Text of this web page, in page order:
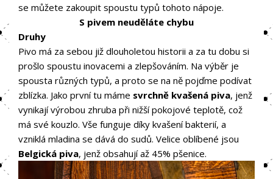
se můžete zakoupit spoustu typů tohoto nápoje.
S pivem neuděláte chybu
Druhy
Pivo má za sebou již dlouholetou historii a za tu dobu si
prošlo spoustu inovacemi a zlepšováním. Na výběr je
spousta různých typů, a proto se na ně pojďme podívat
zblízka. Jako první tu máme svrchně kvašená piva, jenž
vynikají výrobou zhruba při nižší pokojové teplotě, což
má své kouzlo. Vše funguje díky kvašení bakterií, a
vzniklá mladina se dává do sudů. Velice oblíbené jsou
Belgická piva, jenž obsahují až 45% pšenice.